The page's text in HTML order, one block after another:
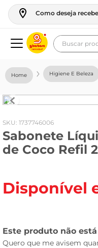
Como deseja
Buscar
Higiene E Beleza
: 1737746006
Sabonete
de Coco Refil
Disponível
geladeira
fogao
café
cerveja
leite
tv